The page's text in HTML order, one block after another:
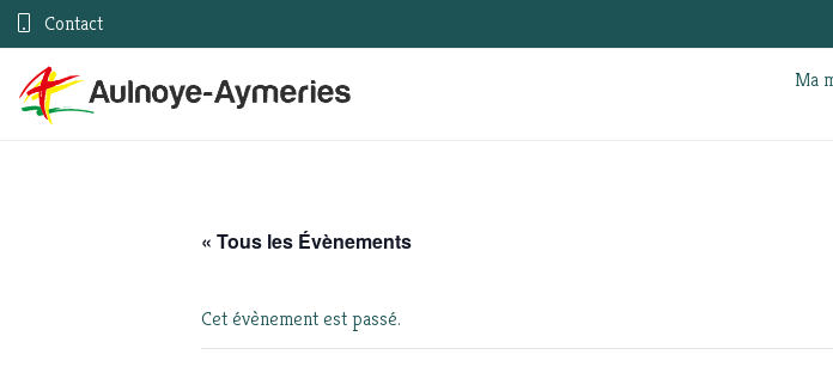
Contact
Ma
« Tous les Évènements
Cet évènement est passé.